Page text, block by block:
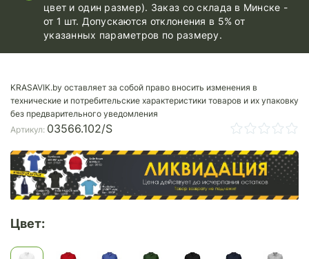
цвет и один размер). Заказ со склада в Минске -
от 1 шт. Допускаются отклонения в 5% от
указанных параметров по размеру.
KRASAVIK.by оставляет за собой право вносить изменения в
технические и потребительские характеристики товаров и их упаковку
без предварительного уведомления
Артикул: 03566.102/S
Цвет: